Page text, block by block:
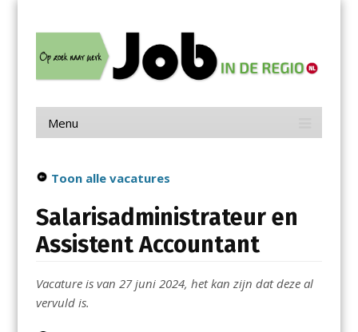
contentJob in de Regio
Menu
Toon alle vacatures
Salarisadministrateur en
Assistent Accountant
Vacature is van 27 juni 2024, het kan zijn dat deze al
vervuld is.